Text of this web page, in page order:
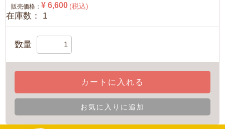
販売価格：¥ 6,600 (税込)
在庫数： 1
数量
カートに入れる
お気に入りに追加